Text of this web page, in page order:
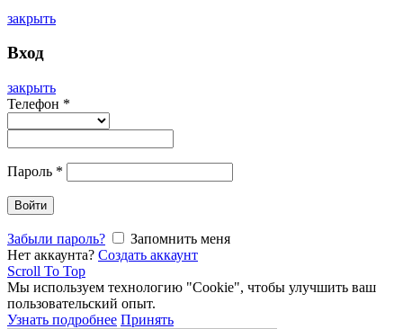
закрыть
Вход
закрыть
Телефон *
Пароль *
Войти
Забыли пароль?
Запомнить меня
Нет аккаунта? Создать аккаунт
Scroll To Top
Мы используем технологию "Cookie", чтобы улучшить ваш
пользовательский опыт.
Узнать подробнее Принять